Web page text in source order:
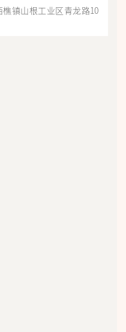
镇山根工业区青龙路10